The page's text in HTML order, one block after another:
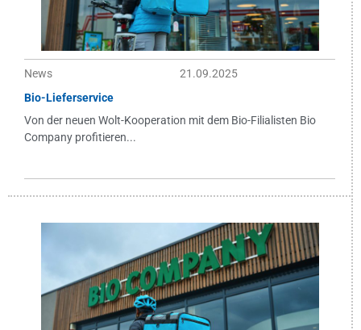
News
21.09.2025
Bio-Lieferservice
Von der neuen Wolt-Kooperation mit dem Bio-Filialisten Bio
Company profitieren...